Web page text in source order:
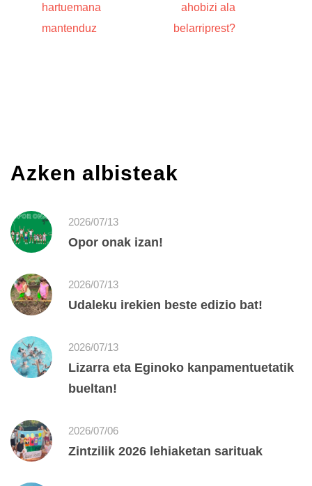
hartuemana
mantenduz
ahobizi ala
belarriprest?
Azken albisteak
2026/07/13
Opor onak izan!
2026/07/13
Udaleku irekien beste edizio bat!
2026/07/13
Lizarra eta Eginoko kanpamentuetatik
bueltan!
2026/07/06
Zintzilik 2026 lehiaketan sarituak